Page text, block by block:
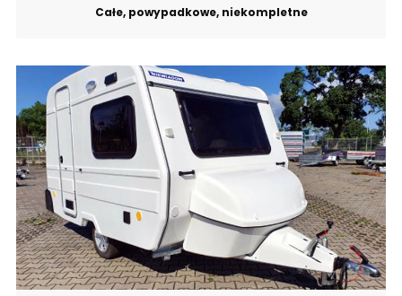
Całe, powypadkowe, niekompletne